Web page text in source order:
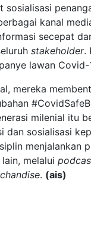
kanal
secepat
stakeholder.
lawan Covid-
mereka
milenial itu
dan sosialisasi
menjalankan
melalui
. (ais)